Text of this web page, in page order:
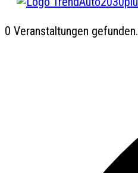
0 Veranstaltungen gefunden.